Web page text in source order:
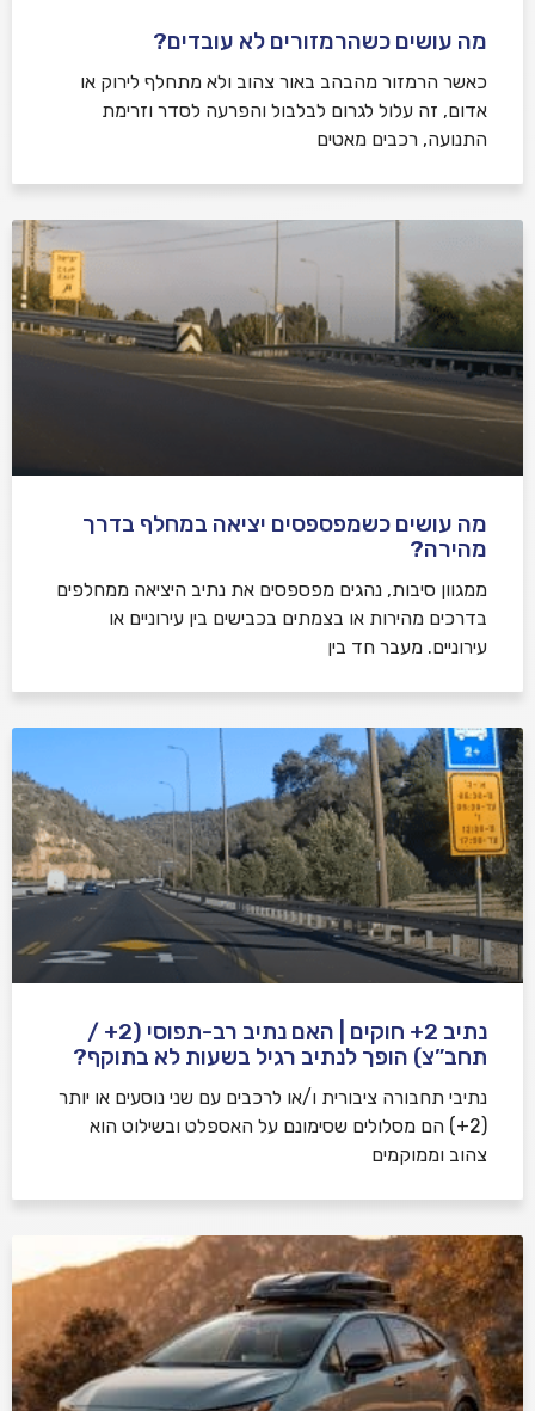
מה עושים כשהרמזורים לא עובדים?
כאשר הרמזור מהבהב באור צהוב ולא מתחלף לירוק או
אדום, זה עלול לגרום לבלבול והפרעה לסדר וזרימת
התנועה, רכבים מאטים
מה עושים כשמפספסים יציאה במחלף בדרך
מהירה?
ממגוון סיבות, נהגים מפספסים את נתיב היציאה ממחלפים
בדרכים מהירות או בצמתים בכבישים בין עירוניים או
עירוניים. מעבר חד בין
נתיב 2+ חוקים | האם נתיב רב-תפוסי (2+ /
תחב”צ) הופך לנתיב רגיל בשעות לא בתוקף?
נתיבי תחבורה ציבורית ו/או לרכבים עם שני נוסעים או יותר
(2+) הם מסלולים שסימונם על האספלט ובשילוט הוא
צהוב וממוקמים